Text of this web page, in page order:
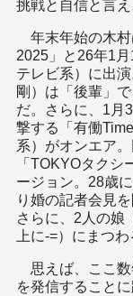
挑戦と自信と言え
年末年始の木村
2025」と26年1
テレビ系）に出
剛）は「後輩」
だ。さらに、1月
撃する「有働
系）がオンエア
「TOKYOタク
ージョン。28歳
り婚の記者会見
さらに、2人の娘
上に-=）にまつ
思えば、ここ数
を発信すること